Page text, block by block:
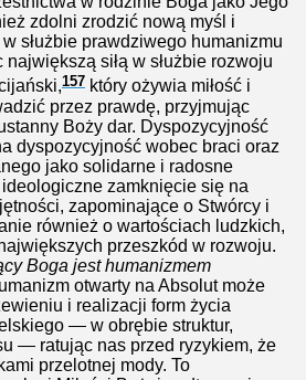
zdolni zrodzić nową myśl i
służbie prawdziwego humanizmu
siłą w służbie rozwoju
157 który ożywia miłość i
przez prawdę, przyjmując
Boży dar. Dyspozycyjność
dyspozycyjność wobec braci oraz
jako solidarne i radosne
zamknięcie się na
zapominające o Stwórcy i
również o wartościach ludzkich,
przeszkód w rozwoju.
Boga jest humanizmem
otwarty na Absolut może
i realizacji form życia
— w obrębie struktur,
— ratując nas przed ryzykiem, że
przelotnej mody. To